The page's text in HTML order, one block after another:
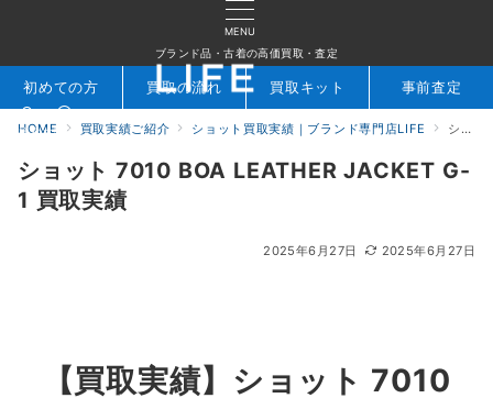
MENU
ブランド品・古着の高価買取・査定
検索 お問合せ
初めての方 買取の流れ 買取キット 事前査定
HOME 買取実績ご紹介 ショット買取実績｜ブランド専門店LIFE ショット 7010 BOA LEATHER JACKET G-1 買取実績
ショット 7010 BOA LEATHER JACKET G-
1 買取実績
2025年6月27日 2025年6月27日
【買取実績】 ショット 7010